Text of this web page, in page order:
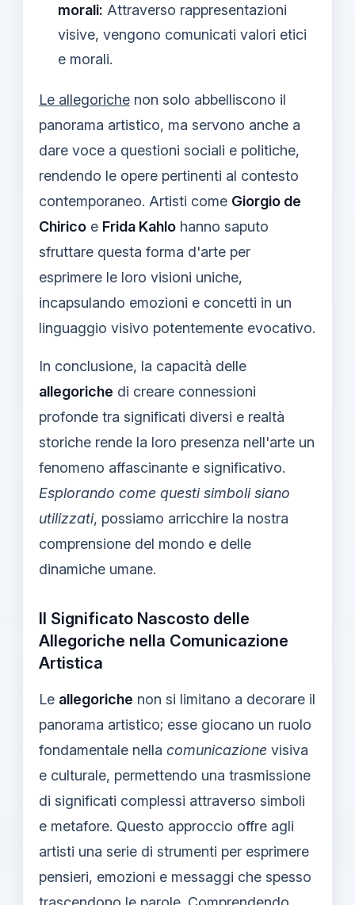
morali: Attraverso rappresentazioni
visive, vengono comunicati valori etici
e morali.
Le allegoriche non solo abbelliscono il
panorama artistico, ma servono anche a
dare voce a questioni sociali e politiche,
rendendo le opere pertinenti al contesto
contemporaneo. Artisti come Giorgio de
Chirico e Frida Kahlo hanno saputo
sfruttare questa forma d'arte per
esprimere le loro visioni uniche,
incapsulando emozioni e concetti in un
linguaggio visivo potentemente evocativo.
In conclusione, la capacità delle
allegoriche di creare connessioni
profonde tra significati diversi e realtà
storiche rende la loro presenza nell'arte un
fenomeno affascinante e significativo.
Esplorando come questi simboli siano
utilizzati, possiamo arricchire la nostra
comprensione del mondo e delle
dinamiche umane.
Il Significato Nascosto delle
Allegoriche nella Comunicazione
Artistica
Le allegoriche non si limitano a decorare il
panorama artistico; esse giocano un ruolo
fondamentale nella comunicazione visiva
e culturale, permettendo una trasmissione
di significati complessi attraverso simboli
e metafore. Questo approccio offre agli
artisti una serie di strumenti per esprimere
pensieri, emozioni e messaggi che spesso